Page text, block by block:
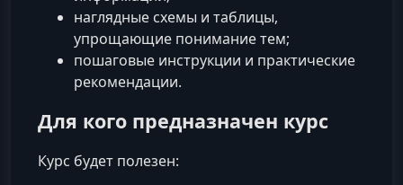
наглядные схемы и таблицы,
упрощающие понимание тем;
пошаговые инструкции и практические
рекомендации.
Для кого предназначен курс
Курс будет полезен: